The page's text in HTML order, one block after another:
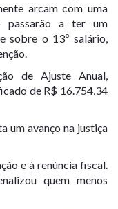
arcam com uma
a ter um
sobre o 13º salário,
de Ajuste Anual,
de R$ 16.754,34
um avanço na justiça
e à renúncia fiscal.
quem menos